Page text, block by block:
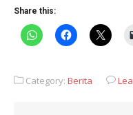
Share this:
Category: Berita